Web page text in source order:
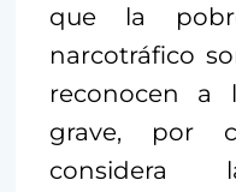
que la
narcotráfico
reconocen a
grave, por
considera